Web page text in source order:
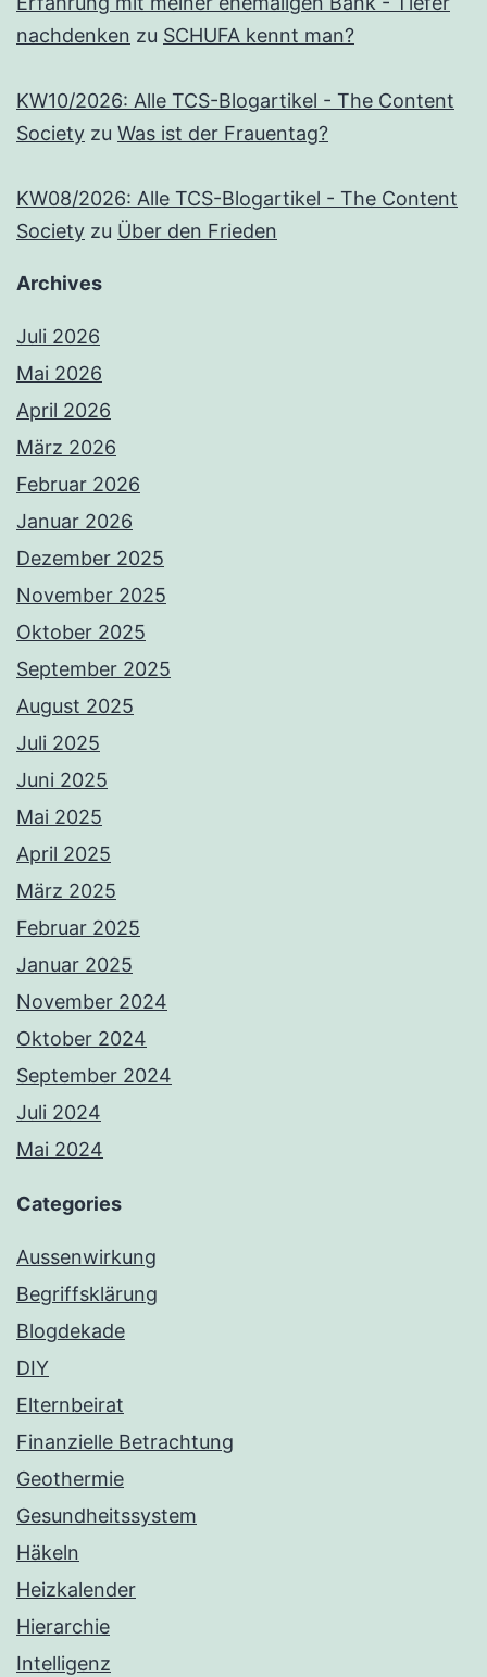
nachdenken zu SCHUFA kennt man?
KW10/2026: Alle TCS-Blogartikel - The Content
Society zu Was ist der Frauentag?
KW08/2026: Alle TCS-Blogartikel - The Content
Society zu Über den Frieden
Archives
Juli 2026
Mai 2026
April 2026
März 2026
Februar 2026
Januar 2026
Dezember 2025
November 2025
Oktober 2025
September 2025
August 2025
Juli 2025
Juni 2025
Mai 2025
April 2025
März 2025
Februar 2025
Januar 2025
November 2024
Oktober 2024
September 2024
Juli 2024
Mai 2024
Categories
Aussenwirkung
Begriffsklärung
Blogdekade
DIY
Elternbeirat
Finanzielle Betrachtung
Geothermie
Gesundheitssystem
Häkeln
Heizkalender
Hierarchie
Intelligenz